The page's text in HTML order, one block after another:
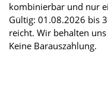
kombinierbar und nur
Gültig: 01.08.2026 bis
reicht. Wir behalten
Keine Barauszahlung.